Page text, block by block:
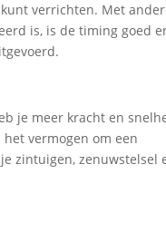
verrichten. Met
is, is de timing goed
je meer kracht en
vermogen om een
zintuigen, zenuwstelsel